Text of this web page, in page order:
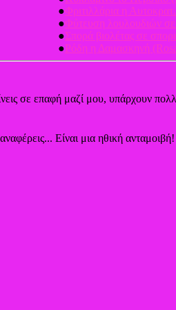
●Φριτιλλάρια η
●Φύτευση λουλουδιών
●Σπορά βιολέτας σε
●Ρόδη η Δαμασκηνή
σε επαφή μαζί μου, υπάρχουν
Είναι μια ηθική